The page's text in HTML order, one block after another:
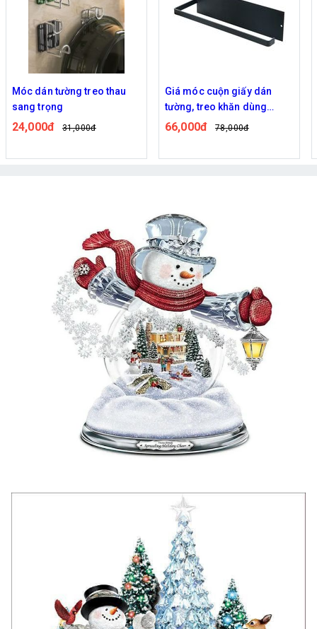
tường treo thau
31,000đ
Giá móc cuộn giấy dán
tường, treo khăn dùng
trong nhà bếp, phòng tắm
78,000đ
13,000đ